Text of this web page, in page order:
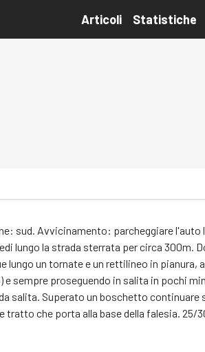
Articoli Statistiche
sud. Avvicinamento: parcheggiare l'auto
lungo la strada sterrata per circa 300m.
un tornate e un rettilineo in pianura,
sempre proseguendo in salita in pochi
Superato un boschetto continuare
che porta alla base della falesia. 25/